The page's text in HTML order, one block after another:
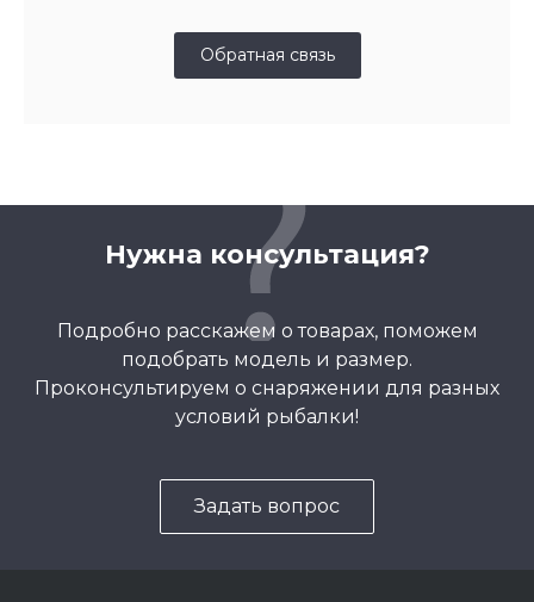
Обратная связь
Нужна консультация?
Подробно расскажем о товарах, поможем
подобрать модель и размер.
Проконсультируем о снаряжении для разных
условий рыбалки!
Задать вопрос